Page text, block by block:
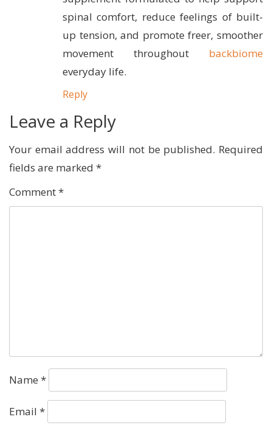
spinal comfort, reduce feelings of built-
up tension, and promote freer, smoother
movement throughout backbiome
everyday life.
Reply
Leave a Reply
Your email address will not be published. Required
fields are marked *
Comment*
Name *
Email *